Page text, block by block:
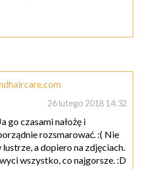
26 lutego 2018 14:32
go czasami nałożę i
rozsmarować. :( Nie
a dopiero na zdjęciach.
wszystko, co najgorsze. :D